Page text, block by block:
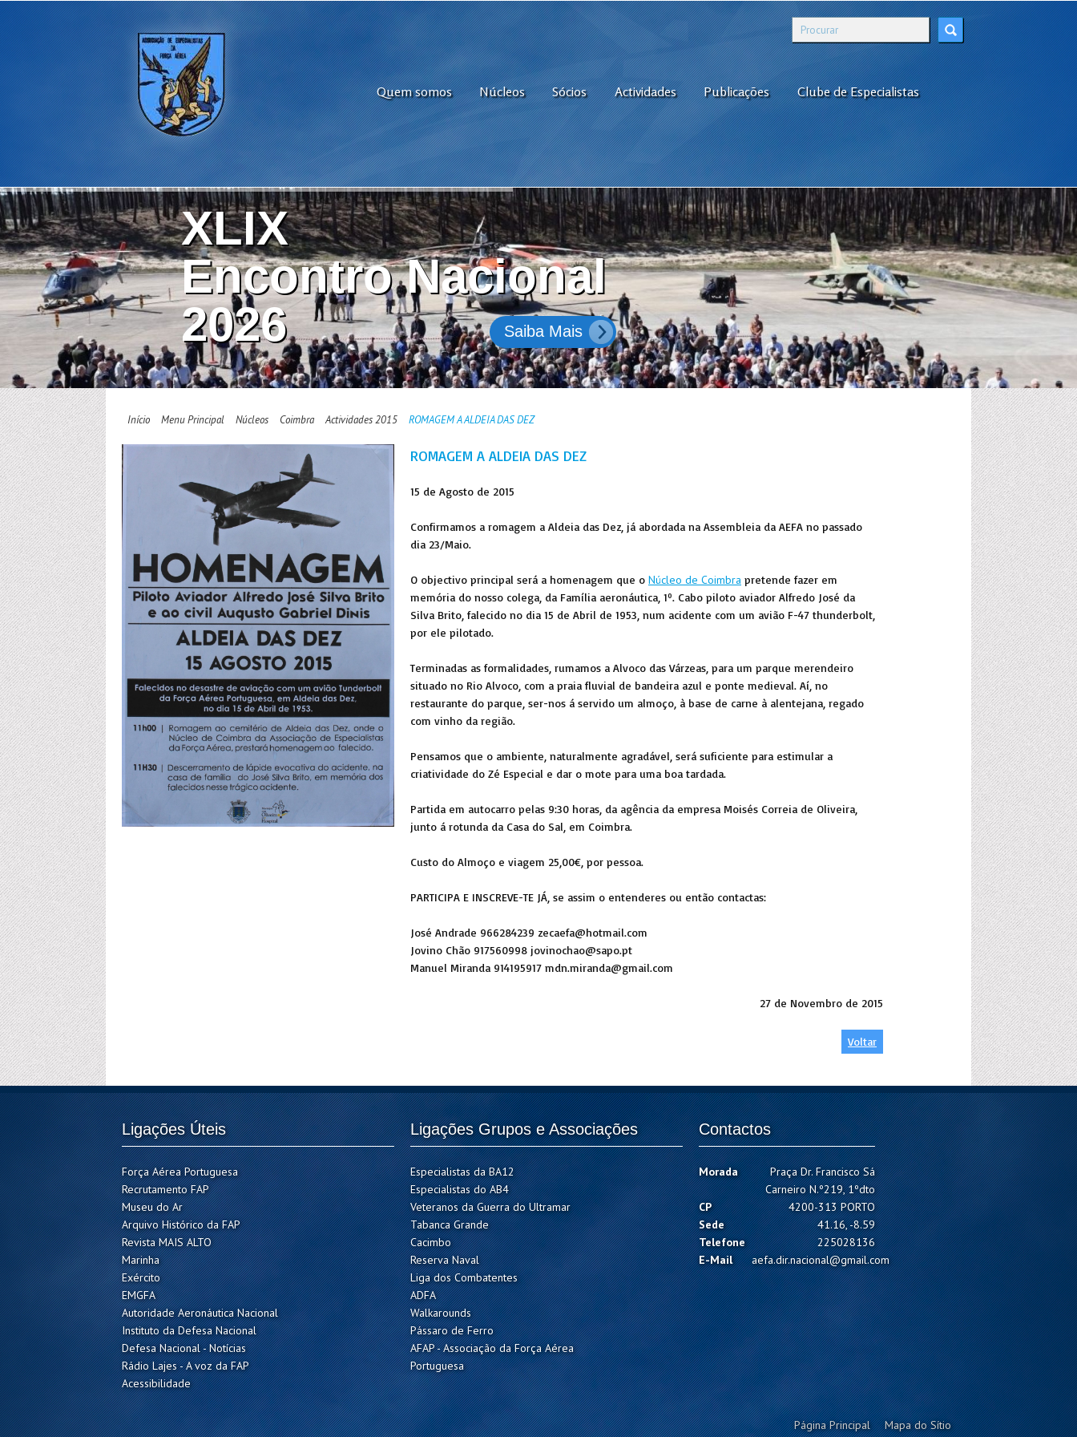
Quem somos Núcleos Sócios Actividades Publicações Clube de Especialistas
XLIX
Encontro Nacional
2026
Saiba Mais
Início Menu Principal Núcleos Coimbra Actividades 2015 ROMAGEM A ALDEIA DAS DEZ
ROMAGEM A ALDEIA DAS DEZ
15 de Agosto de 2015
Confirmamos a romagem a Aldeia das Dez, já abordada na Assembleia da AEFA no passado
dia 23/Maio.
O objectivo principal será a homenagem que o Núcleo de Coimbra pretende fazer em
memória do nosso colega, da Família aeronáutica, 1º. Cabo piloto aviador Alfredo José da
Silva Brito, falecido no dia 15 de Abril de 1953, num acidente com um avião F-47 thunderbolt,
por ele pilotado.
Terminadas as formalidades, rumamos a Alvoco das Várzeas, para um parque merendeiro
situado no Rio Alvoco, com a praia fluvial de bandeira azul e ponte medieval. Aí, no
restaurante do parque, ser-nos á servido um almoço, à base de carne à alentejana, regado
com vinho da região.
Pensamos que o ambiente, naturalmente agradável, será suficiente para estimular a
criatividade do Zé Especial e dar o mote para uma boa tardada.
Partida em autocarro pelas 9:30 horas, da agência da empresa Moisés Correia de Oliveira,
junto á rotunda da Casa do Sal, em Coimbra.
Custo do Almoço e viagem 25,00€, por pessoa.
PARTICIPA E INSCREVE-TE JÁ, se assim o entenderes ou então contactas:
José Andrade 966284239 zecaefa@hotmail.com
Jovino Chão 917560998 jovinochao@sapo.pt
Manuel Miranda 914195917 mdn.miranda@gmail.com
27 de Novembro de 2015
Voltar
Ligações Úteis
Força Aérea Portuguesa
Recrutamento FAP
Museu do Ar
Arquivo Histórico da FAP
Revista MAIS ALTO
Marinha
Exército
EMGFA
Autoridade Aeronáutica Nacional
Instituto da Defesa Nacional
Defesa Nacional - Notícias
Rádio Lajes - A voz da FAP
Acessibilidade
Ligações Grupos e Associações
Especialistas da BA12
Especialistas do AB4
Veteranos da Guerra do Ultramar
Tabanca Grande
Cacimbo
Reserva Naval
Liga dos Combatentes
ADFA
Walkarounds
Pássaro de Ferro
AFAP - Associação da Força Aérea
Portuguesa
Contactos
Morada
Praça Dr. Francisco Sá
Carneiro N.º219, 1ºdto
CP
4200-313 PORTO
Sede
41.16, -8.59
Telefone
225028136
E-Mail
aefa.dir.nacional@gmail.com
Página Principal Mapa do Sítio